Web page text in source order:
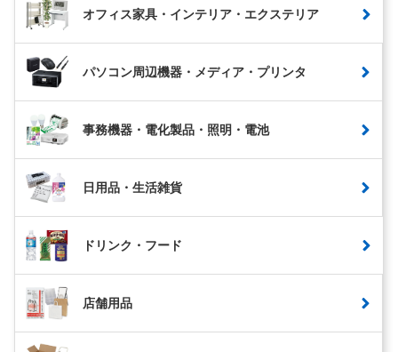
オフィス家具・インテリア・エクステリア
パソコン周辺機器・メディア・プリンタ
事務機器・電化製品・照明・電池
日用品・生活雑貨
ドリンク・フード
店舗用品